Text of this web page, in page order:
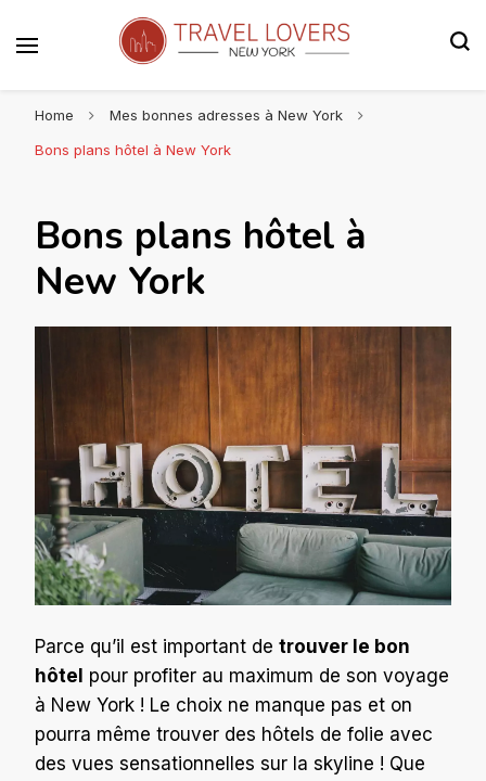
Home
Mes bonnes adresses à New York
Bons plans hôtel à New York
Bons plans hôtel à
New York
Parce qu’il est important de trouver le bon
hôtel pour profiter au maximum de son voyage
à New York ! Le choix ne manque pas et on
pourra même trouver des hôtels de folie avec
des vues sensationnelles sur la skyline ! Que